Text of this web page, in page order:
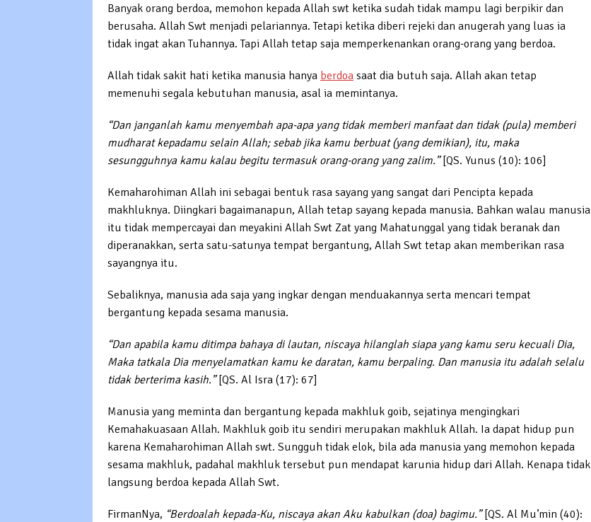
Banyak orang berdoa, memohon kepada Allah swt ketika sudah tidak mampu lagi berpikir dan
berusaha. Allah Swt menjadi pelariannya. Tetapi ketika diberi rejeki dan anugerah yang luas ia
tidak ingat akan Tuhannya. Tapi Allah tetap saja memperkenankan orang-orang yang berdoa.
Allah tidak sakit hati ketika manusia hanya berdoa saat dia butuh saja. Allah akan tetap
memenuhi segala kebutuhan manusia, asal ia memintanya.
“Dan janganlah kamu menyembah apa-apa yang tidak memberi manfaat dan tidak (pula) memberi
mudharat kepadamu selain Allah; sebab jika kamu berbuat (yang demikian), itu, maka
sesungguhnya kamu kalau begitu termasuk orang-orang yang zalim.”[QS. Yunus (10): 106]
Kemaharohiman Allah ini sebagai bentuk rasa sayang yang sangat dari Pencipta kepada
makhluknya. Diingkari bagaimanapun, Allah tetap sayang kepada manusia. Bahkan walau manusia
itu tidak mempercayai dan meyakini Allah Swt Zat yang Mahatunggal yang tidak beranak dan
diperanakkan, serta satu-satunya tempat bergantung, Allah Swt tetap akan memberikan rasa
sayangnya itu.
Sebaliknya, manusia ada saja yang ingkar dengan menduakannya serta mencari tempat
bergantung kepada sesama manusia.
“Dan apabila kamu ditimpa bahaya di lautan, niscaya hilanglah siapa yang kamu seru kecuali Dia,
Maka tatkala Dia menyelamatkan kamu ke daratan, kamu berpaling. Dan manusia itu adalah selalu
tidak berterima kasih.”[QS. Al Isra (17): 67]
Manusia yang meminta dan bergantung kepada makhluk goib, sejatinya mengingkari
Kemahakuasaan Allah. Makhluk goib itu sendiri merupakan makhluk Allah. Ia dapat hidup pun
karena Kemaharohiman Allah swt. Sungguh tidak elok, bila ada manusia yang memohon kepada
sesama makhluk, padahal makhluk tersebut pun mendapat karunia hidup dari Allah. Kenapa tidak
langsung berdoa kepada Allah Swt.
FirmanNya, “Berdoalah kepada-Ku, niscaya akan Aku kabulkan (doa) bagimu.”[QS. Al Mu’min (40):